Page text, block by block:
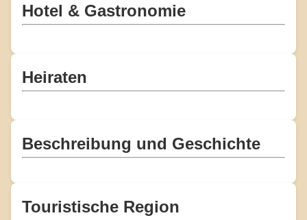
Hotel & Gastronomie
Heiraten
Beschreibung und Geschichte
Touristische Region